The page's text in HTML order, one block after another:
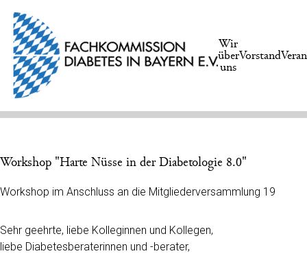
Wir
über
uns
Vorstand
Workshop "Harte Nüsse in der Diabetologie 8.0"
Workshop im Anschluss an die Mitgliederversammlung 19
Sehr geehrte, liebe Kolleginnen und Kollegen,
liebe Diabetesberaterinnen und -berater,